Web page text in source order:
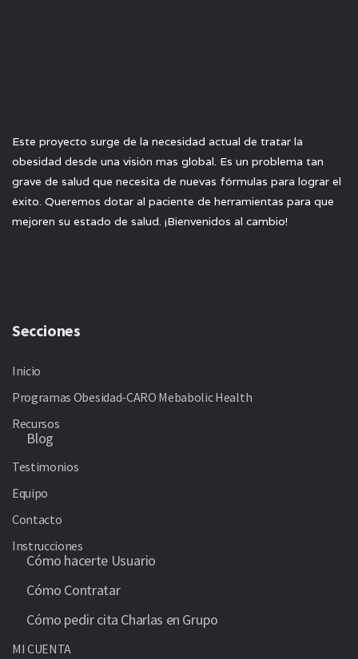
Este proyecto surge de la necesidad actual de tratar la
obesidad desde una visión mas global. Es un problema tan
grave de salud que necesita de nuevas fórmulas para lograr el
éxito. Queremos dotar al paciente de herramientas para que
mejoren su estado de salud. ¡Bienvenidos al cambio!
Secciones
Inicio
Programas Obesidad-CARO Mebabolic Health
Recursos
Blog
Testimonios
Equipo
Contacto
Instrucciones
Cómo hacerte Usuario
Cómo Contratar
Cómo pedir cita Charlas en Grupo
MI CUENTA